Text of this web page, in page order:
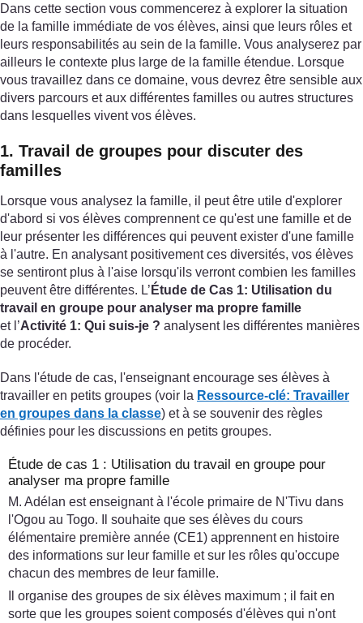
Dans cette section vous commencerez à explorer la situation
de la famille immédiate de vos élèves, ainsi que leurs rôles et
leurs responsabilités au sein de la famille. Vous analyserez par
ailleurs le contexte plus large de la famille étendue. Lorsque
vous travaillez dans ce domaine, vous devrez être sensible aux
divers parcours et aux différentes familles ou autres structures
dans lesquelles vivent vos élèves.
1. Travail de groupes pour discuter des
familles
Lorsque vous analysez la famille, il peut être utile d'explorer
d'abord si vos élèves comprennent ce qu'est une famille et de
leur présenter les différences qui peuvent exister d'une famille
à l'autre. En analysant positivement ces diversités, vos élèves
se sentiront plus à l'aise lorsqu'ils verront combien les familles
peuvent être différentes. L’ Étude de Cas 1: Utilisation du
travail en groupe pour analyser ma propre famille
et l’Activité 1: Qui suis-je ? analysent les différentes manières
de procéder.
Dans l'étude de cas, l'enseignant encourage ses élèves à
travailler en petits groupes (voir la Ressource-clé: Travailler
en groupes dans la classe) et à se souvenir des règles
définies pour les discussions en petits groupes.
Étude de cas 1 : Utilisation du travail en groupe pour
analyser ma propre famille
M. Adélan est enseignant à l'école primaire de N'Tivu dans
l'Ogou au Togo. Il souhaite que ses élèves du cours
élémentaire première année (CE1) apprennent en histoire
des informations sur leur famille et sur les rôles qu'occupe
chacun des membres de leur famille.
Il organise des groupes de six élèves maximum ; il fait en
sorte que les groupes soient composés d'élèves qui n'ont